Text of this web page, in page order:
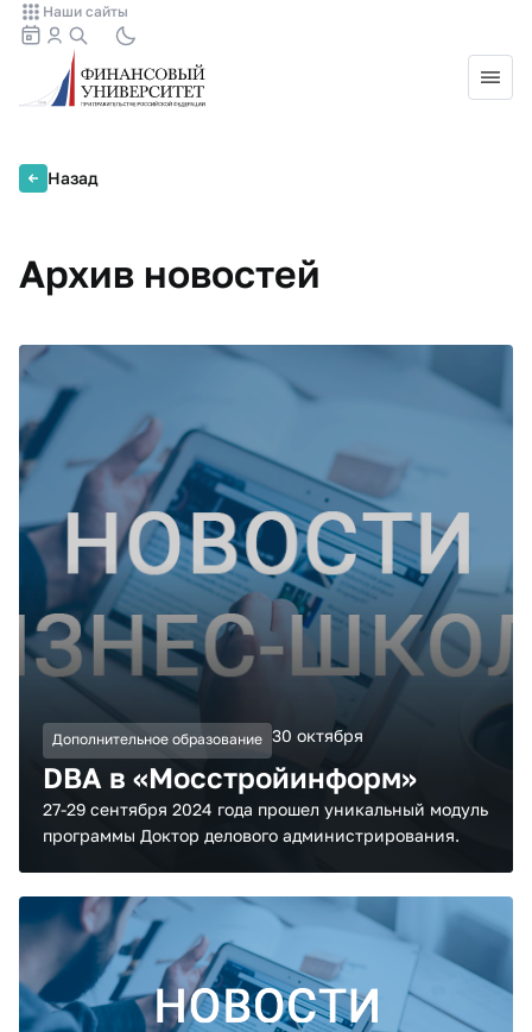
Наши сайты
Назад
Архив новостей
30 октября
Дополнительное образование
DBA в «Мосстройинформ»
27-29 сентября 2024 года прошел уникальный модуль
программы Доктор делового администрирования.